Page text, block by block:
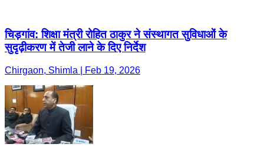
चिड़गांव: शिक्षा मंत्री रोहित ठाकुर ने संस्थागत सुविधाओं के
सुदृढ़ीकरण में तेजी लाने के दिए निर्देश
Chirgaon, Shimla | Feb 19, 2026